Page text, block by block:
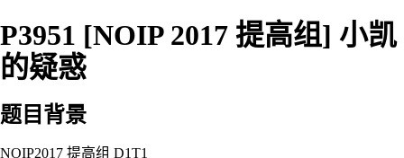
P3951 [NOIP 2017 提高组] 小凯
的疑惑
题目背景
NOIP2017 提高组 D1T1